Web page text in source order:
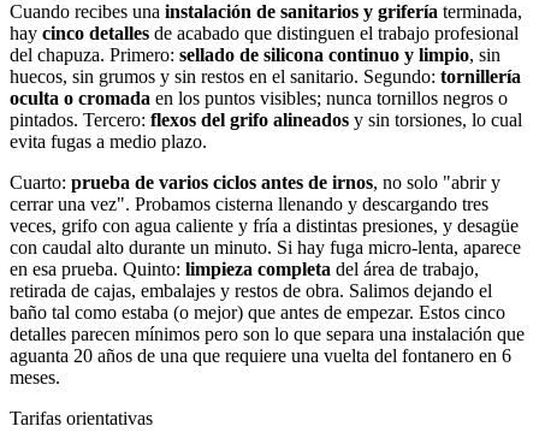
Cuando recibes una instalación de sanitarios y grifería terminada,
hay cinco detalles de acabado que distinguen el trabajo profesional
del chapuza. Primero: sellado de silicona continuo y limpio, sin
huecos, sin grumos y sin restos en el sanitario. Segundo: tornillería
oculta o cromada en los puntos visibles; nunca tornillos negros o
pintados. Tercero: flexos del grifo alineados y sin torsiones, lo cual
evita fugas a medio plazo.
Cuarto: prueba de varios ciclos antes de irnos, no solo "abrir y
cerrar una vez". Probamos cisterna llenando y descargando tres
veces, grifo con agua caliente y fría a distintas presiones, y desagüe
con caudal alto durante un minuto. Si hay fuga micro-lenta, aparece
en esa prueba. Quinto: limpieza completa del área de trabajo,
retirada de cajas, embalajes y restos de obra. Salimos dejando el
baño tal como estaba (o mejor) que antes de empezar. Estos cinco
detalles parecen mínimos pero son lo que separa una instalación que
aguanta 20 años de una que requiere una vuelta del fontanero en 6
meses.
Tarifas orientativas